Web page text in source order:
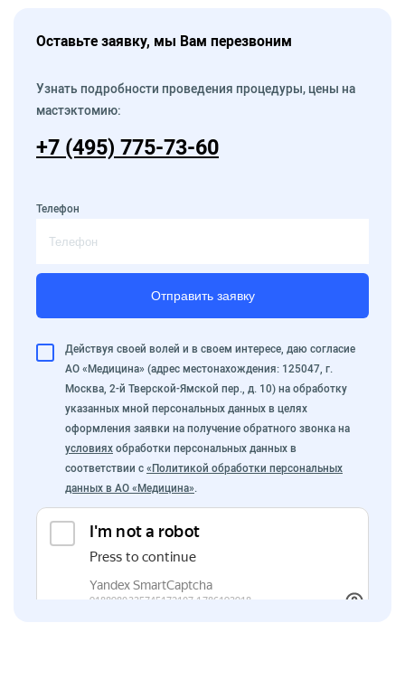
Оставьте заявку, мы Вам перезвоним
Узнать подробности проведения процедуры, цены на
мастэктомию:
+7 (495) 775-73-60
Телефон
Отправить заявку
Действуя своей волей и в своем интересе, даю согласие
АО «Медицина» (адрес местонахождения: 125047, г.
Москва, 2-й Тверской-Ямской пер., д. 10) на обработку
указанных мной персональных данных в целях
оформления заявки на получение обратного звонка на
условиях обработки персональных данных в
соответствии с «Политикой обработки персональных
данных в АО «Медицина».